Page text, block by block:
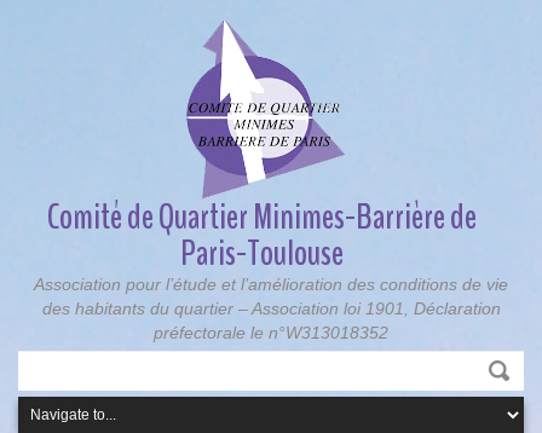
Comité de Quartier Minimes-Barrière de
Paris-Toulouse
Association pour l’étude et l’amélioration des conditions de vie
des habitants du quartier – Association loi 1901, Déclaration
préfectorale le n°W313018352